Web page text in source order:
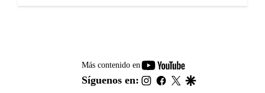
Más contenido en
youtube-
footer
Síguenos en: instagram
facebook
twitter